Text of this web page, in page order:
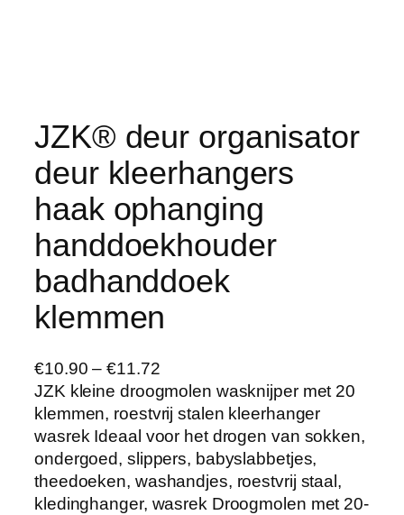
JZK® deur organisator
deur kleerhangers
haak ophanging
handdoekhouder
badhanddoek
klemmen
€10.90 – €11.72P
r
i
j
s
k
l
JZK kleine droogmolen wasknijper met 20
klemmen, roestvrij stalen kleerhanger
wasrek Ideaal voor het drogen van sokken,
ondergoed, slippers, babyslabbetjes,
theedoeken, washandjes, roestvrij staal,
kledinghanger, wasrek Droogmolen met 20-